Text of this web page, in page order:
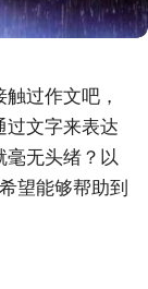
过作文吧，
过文字来表达
毫无头绪？以
望能够帮助到